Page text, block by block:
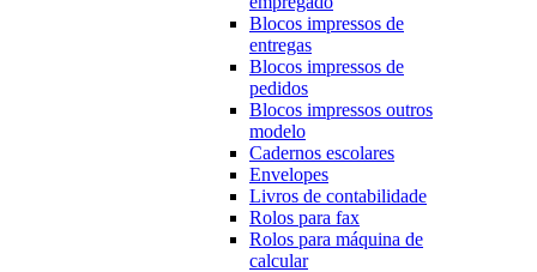
Blocos impressos de
entregas
Blocos impressos de
pedidos
Blocos impressos outros
modelo
Cadernos escolares
Envelopes
Livros de contabilidade
Rolos para fax
Rolos para máquina de
calcular